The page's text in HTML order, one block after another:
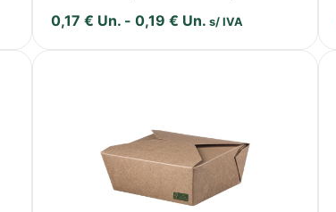
0,17€ Un. -0,19€ Un. s/ IVA